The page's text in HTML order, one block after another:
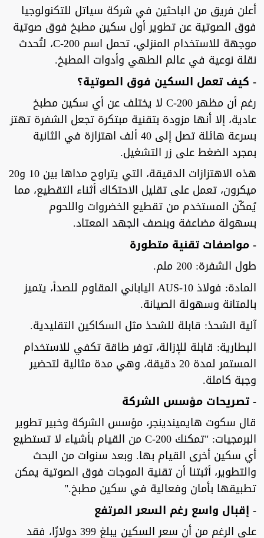
أعلن فريق من الباحثين في شركة سياتل للتكنولوجيا
فوق الصوتية عن تطوير أول سكين مطبخ فوق صوتية
موجهة للاستخدام المنزلي، تحمل اسم C-200، لتُحدث
نقلة نوعية في عالم الطهي وأدوات المطبخ.
- كيف تعمل السكين فوق الصوتية؟
رغم أن مظهر C-200 لا يختلف عن أي سكين مطبخ
عادية، إلا أنها مزودة بتقنية مبتكرة تجعل الشفرة تهتز
بسرعة هائلة تصل إلى 40 ألف اهتزازة في الثانية
بمجرد الضغط على زر التشغيل.
هذه الاهتزازات الدقيقة، التي يتراوح مداها بين 10 و20
ميكرون، تعمل على تقليل الاحتكاك أثناء التقطيع، مما
يُمكّن المستخدم من تقطيع الخضروات واللحوم
بسهولة مضاعفة وبنصف الجهد المعتاد.
- مواصفات تقنية متطورة
طول الشفرة: 200 ملم.
المادة: فولاذ AUS-10 الياباني المقاوم للصدأ، يتميز
بالمتانة وسهولة الصيانة.
آلية الشحذ: قابلة للشحذ مثل السكاكين التقليدية.
البطارية: قابلة للإزالة، توفر طاقة تكفي للاستخدام
المستمر لمدة 20 دقيقة، وهي مدة مثالية لتحضير
وجبة كاملة.
- تصريحات مؤسس الشركة
قال سكوت هايميندينجر، مؤسس الشركة وخبير تطوير
البرمجيات: "تمكنك C-200 من القيام بأشياء لا تستطيع
أي سكين أخرى القيام بها. وبعد سنوات من البحث
والتطوير، أثبتنا أن تقنية الموجات فوق الصوتية يمكن
تطبيقها بأمان وفعالية في سكين مطبخ."
- إقبال واسع رغم السعر المرتفع
على الرغم من أن سعر السكين يبلغ 399 دولارًا، فقد